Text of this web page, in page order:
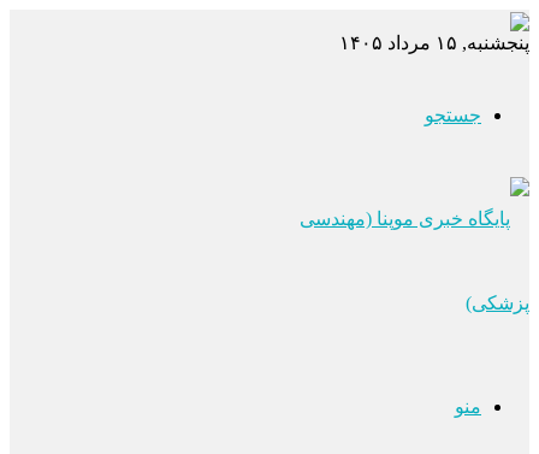
پنجشنبه, ۱۵ مرداد ۱۴۰۵
جستجو
منو